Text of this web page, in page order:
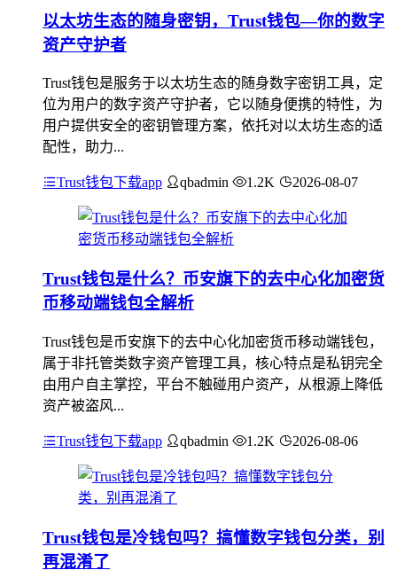
以太坊生态的随身密钥，Trust钱包—你的数字
资产守护者
Trust钱包是服务于以太坊生态的随身数字密钥工具，定
位为用户的数字资产守护者，它以随身便携的特性，为
用户提供安全的密钥管理方案，依托对以太坊生态的适
配性，助力...
Trust钱包下载app qbadmin 1.2K 2026-08-07
Trust钱包是什么？币安旗下的去中心化加密货
币移动端钱包全解析
Trust钱包是币安旗下的去中心化加密货币移动端钱包，
属于非托管类数字资产管理工具，核心特点是私钥完全
由用户自主掌控，平台不触碰用户资产，从根源上降低
资产被盗风...
Trust钱包下载app qbadmin 1.2K 2026-08-06
Trust钱包是冷钱包吗？搞懂数字钱包分类，别
再混淆了